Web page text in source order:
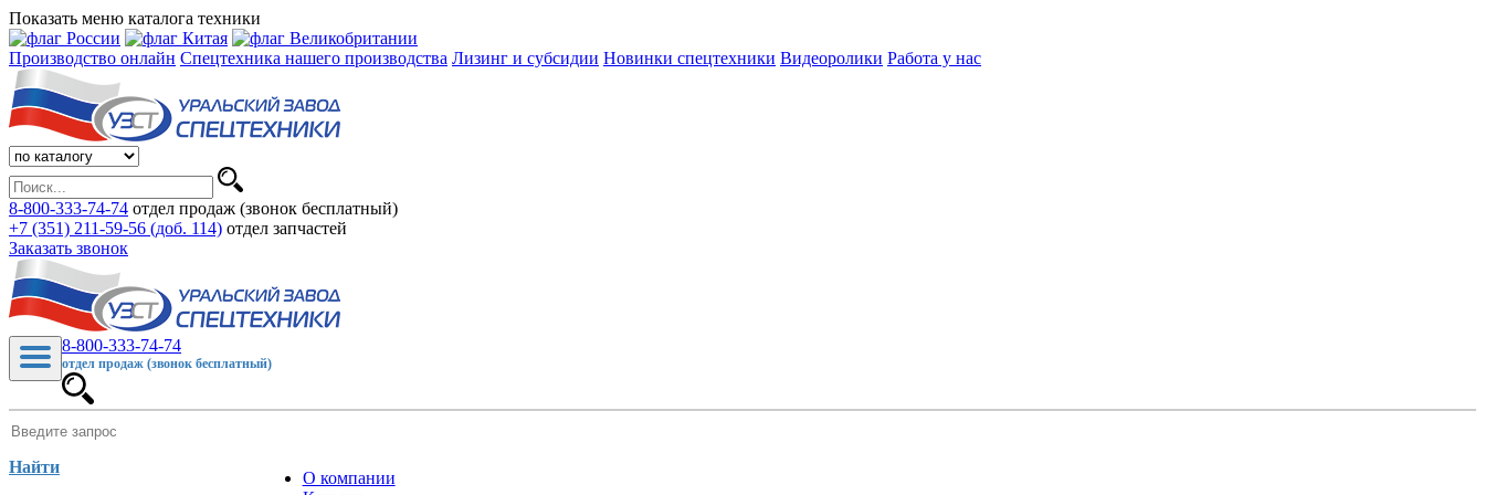
Показать меню каталога техники
Производство онлайн Спецтехника нашего производства Лизинг и субсидии Новинки спецтехники Видеоролики Работа у нас
8-800-333-74-74 отдел продаж (звонок бесплатный)
+7 (351) 211-59-56 (доб. 114) отдел запчастей
Заказать звонок
8-800-333-74-74
отдел продаж (звонок бесплатный)
Найти
О компании